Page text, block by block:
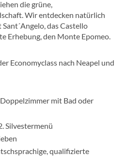
die grüne,
Wir entdecken natürlich
das Castello
Erhebung, den Monte Epomeo.
Economyclass nach Neapel und
mit Bad oder
Silvestermenü
qualifizierte